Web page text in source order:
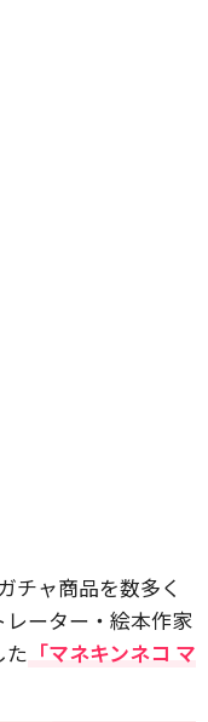
チャ商品を数多く
ーター・絵本作家
た 「マネキンネコ マ